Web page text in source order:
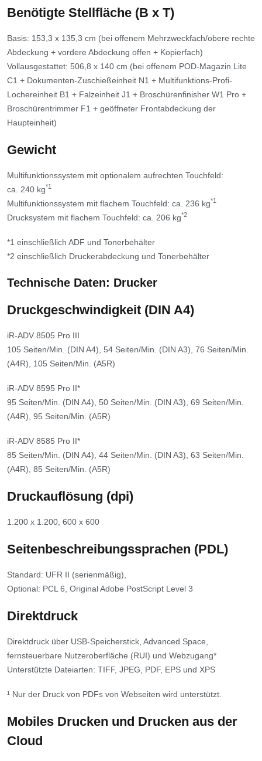
Benötigte Stellfläche (B x T)
Basis: 153,3 x 135,3 cm (bei offenem Mehrzweckfach/obere rechte
Abdeckung + vordere Abdeckung offen + Kopierfach)
Vollausgestattet: 506,8 x 140 cm (bei offenem POD-Magazin Lite
C1 + Dokumenten-Zuschießeinheit N1 + Multifunktions-Profi-
Lochereinheit B1 + Falzeinheit J1 + Broschürenfinisher W1 Pro +
Broschürentrimmer F1 + geöffneter Frontabdeckung der
Haupteinheit)
Gewicht
Multifunktionssystem mit optionalem aufrechten Touchfeld:
ca. 240 kg*1
Multifunktionssystem mit flachem Touchfeld: ca. 236 kg*1
Drucksystem mit flachem Touchfeld: ca. 206 kg*2
*1 einschließlich ADF und Tonerbehälter
*2 einschließlich Druckerabdeckung und Tonerbehälter
Technische Daten: Drucker
Druckgeschwindigkeit (DIN A4)
iR-ADV 8505 Pro III
105 Seiten/Min. (DIN A4), 54 Seiten/Min. (DIN A3), 76 Seiten/Min.
(A4R), 105 Seiten/Min. (A5R)
iR-ADV 8595 Pro II*
95 Seiten/Min. (DIN A4), 50 Seiten/Min. (DIN A3), 69 Seiten/Min.
(A4R), 95 Seiten/Min. (A5R)
iR-ADV 8585 Pro II*
85 Seiten/Min. (DIN A4), 44 Seiten/Min. (DIN A3), 63 Seiten/Min.
(A4R), 85 Seiten/Min. (A5R)
Druckauflösung (dpi)
1.200 x 1.200, 600 x 600
Seitenbeschreibungssprachen (PDL)
Standard: UFR II (serienmäßig),
Optional: PCL 6, Original Adobe PostScript Level 3
Direktdruck
Direktdruck über USB-Speicherstick, Advanced Space,
fernsteuerbare Nutzeroberfläche (RUI) und Webzugang*
Unterstützte Dateiarten: TIFF, JPEG, PDF, EPS und XPS
¹ Nur der Druck von PDFs von Webseiten wird unterstützt.
Mobiles Drucken und Drucken aus der
Cloud